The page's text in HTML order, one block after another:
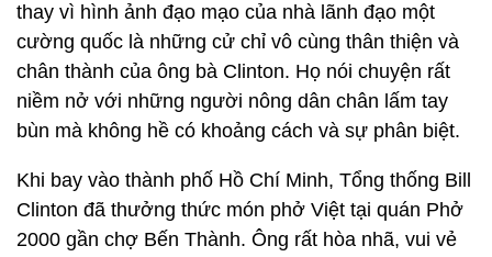
thay vì hình ảnh đạo mạo của nhà lãnh đạo một
cường quốc là những cử chỉ vô cùng thân thiện và
chân thành của ông bà Clinton. Họ nói chuyện rất
niềm nở với những người nông dân chân lấm tay
bùn mà không hề có khoảng cách và sự phân biệt.
Khi bay vào thành phố Hồ Chí Minh, Tổng thống Bill
Clinton đã thưởng thức món phở Việt tại quán Phở
2000 gần chợ Bến Thành. Ông rất hòa nhã, vui vẻ